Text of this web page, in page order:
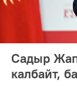
Садыр
калбайт,